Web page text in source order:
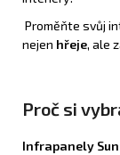
Proměňte svůj
nejen hřeje, ale
Proč si
Infrapanely